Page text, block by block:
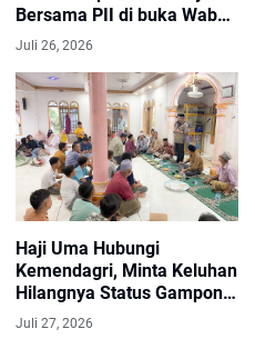
Bersama PII di buka Wabup
bertema Aceh Emas atau
Aceh Cemas
Juli 26, 2026
Haji Uma Hubungi
Kemendagri, Minta Keluhan
Hilangnya Status Gampong
Alue Tingkeum Segera
Ditindaklanjuti
Juli 27, 2026